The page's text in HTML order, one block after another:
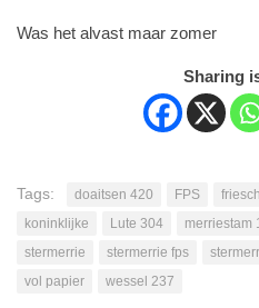
Was het alvast maar zomer
Sharing
Tags: doaitsen 420 FPS friesch
koninklijke
Lute 304 merriestam
stermerrie
stermerrie fps
vol papier
wessel 237